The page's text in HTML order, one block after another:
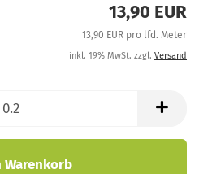
13,90 EUR
13,90 EUR pro lfd. Meter
inkl. 19% MwSt. zzgl. Versand
Warenkorb